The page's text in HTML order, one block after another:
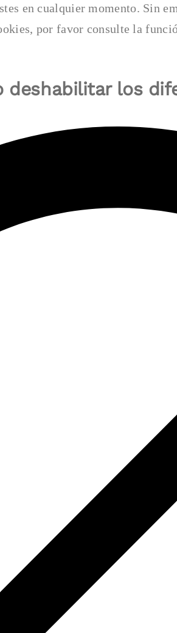
en cualquier momento. Sin
por favor consulte la
deshabilitar los